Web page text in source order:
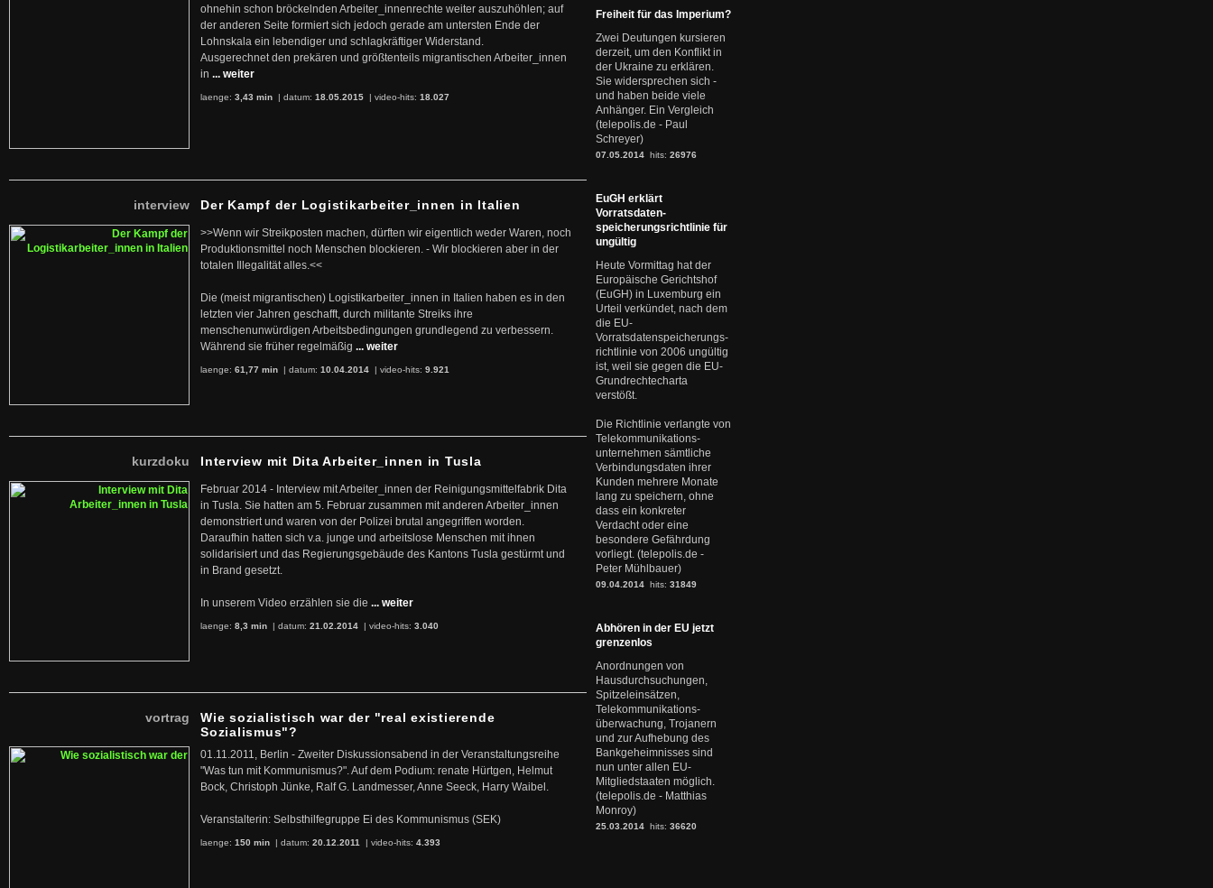
ohnehin schon bröckelnden Arbeiter_innenrechte weiter auszuhöhlen; auf
der anderen Seite formiert sich jedoch gerade am untersten Ende der
Lohnskala ein lebendiger und schlagkräftiger Widerstand.
Ausgerechnet den prekären und größtenteils migrantischen Arbeiter_innen
in ... weiter
laenge: 3,43 min | datum: 18.05.2015 | video-hits: 18.027
interview Der Kampf der Logistikarbeiter_innen in Italien
>>Wenn wir Streikposten machen, dürften wir eigentlich weder Waren, noch
Produktionsmittel noch Menschen blockieren. - Wir blockieren aber in der
totalen Illegalität alles.<<
Die (meist migrantischen) Logistikarbeiter_innen in Italien haben es in den
letzten vier Jahren geschafft, durch militante Streiks ihre
menschenunwürdigen Arbeitsbedingungen grundlegend zu verbessern.
Während sie früher regelmäßig ... weiter
laenge: 61,77 min | datum: 10.04.2014 | video-hits: 9.921
kurzdoku Interview mit Dita Arbeiter_innen in Tusla
Februar 2014 - Interview mit Arbeiter_innen der Reinigungsmittelfabrik Dita
in Tusla. Sie hatten am 5. Februar zusammen mit anderen Arbeiter_innen
demonstriert und waren von der Polizei brutal angegriffen worden.
Daraufhin hatten sich v.a. junge und arbeitslose Menschen mit ihnen
solidarisiert und das Regierungsgebäude des Kantons Tusla gestürmt und
in Brand gesetzt.
In unserem Video erzählen sie die ... weiter
laenge: 8,3 min | datum: 21.02.2014 | video-hits: 3.040
vortrag
Wie sozialistisch war der "real existierende
Sozialismus"?
01.11.2011, Berlin - Zweiter Diskussionsabend in der Veranstaltungsreihe
"Was tun mit Kommunismus?". Auf dem Podium: renate Hürtgen, Helmut
Bock, Christoph Jünke, Ralf G. Landmesser, Anne Seeck, Harry Waibel.
Veranstalterin: Selbsthilfegruppe Ei des Kommunismus (SEK)
laenge: 150 min | datum: 20.12.2011 | video-hits: 4.393
Freiheit für das Imperium?
Zwei Deutungen kursieren
derzeit, um den Konflikt in
der Ukraine zu erklären.
Sie widersprechen sich -
und haben beide viele
Anhänger. Ein Vergleich
(telepolis.de - Paul
Schreyer)
07.05.2014 hits: 26976
EuGH erklärt
Vorratsdaten-
speicherungsrichtlinie für
ungültig
Heute Vormittag hat der
Europäische Gerichtshof
(EuGH) in Luxemburg ein
Urteil verkündet, nach dem
die EU-
Vorratsdatenspeicherungs-
richtlinie von 2006 ungültig
ist, weil sie gegen die EU-
Grundrechtecharta
verstößt.
Die Richtlinie verlangte von
Telekommunikations-
unternehmen sämtliche
Verbindungsdaten ihrer
Kunden mehrere Monate
lang zu speichern, ohne
dass ein konkreter
Verdacht oder eine
besondere Gefährdung
vorliegt. (telepolis.de -
Peter Mühlbauer)
09.04.2014 hits: 31849
Abhören in der EU jetzt
grenzenlos
Anordnungen von
Hausdurchsuchungen,
Spitzeleinsätzen,
Telekommunikations-
überwachung, Trojanern
und zur Aufhebung des
Bankgeheimnisses sind
nun unter allen EU-
Mitgliedstaaten möglich.
(telepolis.de - Matthias
Monroy)
25.03.2014 hits: 36620